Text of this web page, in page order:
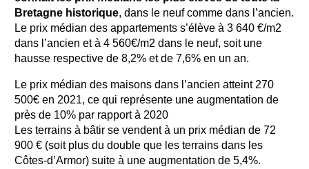
Bretagne historique, dans le neuf comme dans l’ancien.
Le prix médian des appartements s’élève à 3 640 €/m2
dans l’ancien et à 4 560€/m2 dans le neuf, soit une
hausse respective de 8,2% et de 7,6% en un an.
Le prix médian des maisons dans l’ancien atteint 270
500€ en 2021, ce qui représente une augmentation de
près de 10% par rapport à 2020
Les terrains à bâtir se vendent à un prix médian de 72
900 € (soit plus du double que les terrains dans les
Côtes-d’Armor) suite à une augmentation de 5,4%.